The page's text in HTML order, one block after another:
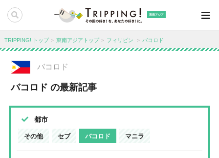
東南アジア
TRIPPING! トップ 東南アジアトップ フィリピン バコロド
バコロド
バコロド の最新記事
都市
その他 セブ バコロド マニラ